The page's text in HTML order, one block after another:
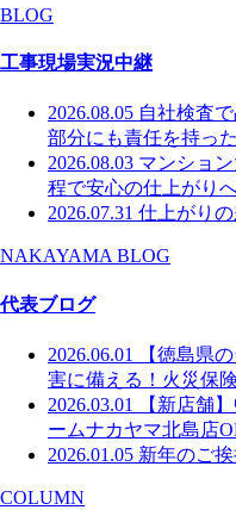
BLOG
工事現場実況中継
2026.08.05 自社検査
部分にも責任を持っ
2026.08.03 マンショ
程で安心の仕上がり
2026.07.31 仕上がり
NAKAYAMA BLOG
代表ブログ
2026.06.01
【徳島県
害に備える！火災保
2026.03.01
【新店舗
ームナカヤマ北島店
2026.01.05 新年のご挨
COLUMN